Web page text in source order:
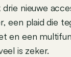
nieuwe
een plaid die
en een
is zeker.